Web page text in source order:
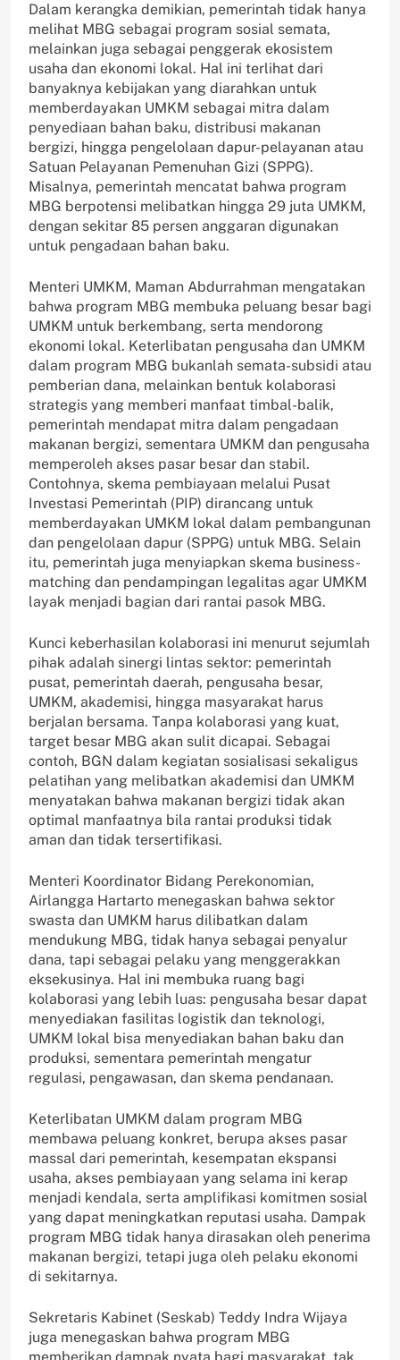
Dalam kerangka demikian, pemerintah tidak hanya
melihat MBG sebagai program sosial semata,
melainkan juga sebagai penggerak ekosistem
usaha dan ekonomi lokal. Hal ini terlihat dari
banyaknya kebijakan yang diarahkan untuk
memberdayakan UMKM sebagai mitra dalam
penyediaan bahan baku, distribusi makanan
bergizi, hingga pengelolaan dapur-pelayanan atau
Satuan Pelayanan Pemenuhan Gizi (SPPG).
Misalnya, pemerintah mencatat bahwa program
MBG berpotensi melibatkan hingga 29 juta UMKM,
dengan sekitar 85 persen anggaran digunakan
untuk pengadaan bahan baku.
Menteri UMKM, Maman Abdurrahman mengatakan
bahwa program MBG membuka peluang besar bagi
UMKM untuk berkembang, serta mendorong
ekonomi lokal. Keterlibatan pengusaha dan UMKM
dalam program MBG bukanlah semata-subsidi atau
pemberian dana, melainkan bentuk kolaborasi
strategis yang memberi manfaat timbal-balik,
pemerintah mendapat mitra dalam pengadaan
makanan bergizi, sementara UMKM dan pengusaha
memperoleh akses pasar besar dan stabil.
Contohnya, skema pembiayaan melalui Pusat
Investasi Pemerintah (PIP) dirancang untuk
memberdayakan UMKM lokal dalam pembangunan
dan pengelolaan dapur (SPPG) untuk MBG. Selain
itu, pemerintah juga menyiapkan skema business-
matching dan pendampingan legalitas agar UMKM
layak menjadi bagian dari rantai pasok MBG.
Kunci keberhasilan kolaborasi ini menurut sejumlah
pihak adalah sinergi lintas sektor: pemerintah
pusat, pemerintah daerah, pengusaha besar,
UMKM, akademisi, hingga masyarakat harus
berjalan bersama. Tanpa kolaborasi yang kuat,
target besar MBG akan sulit dicapai. Sebagai
contoh, BGN dalam kegiatan sosialisasi sekaligus
pelatihan yang melibatkan akademisi dan UMKM
menyatakan bahwa makanan bergizi tidak akan
optimal manfaatnya bila rantai produksi tidak
aman dan tidak tersertifikasi.
Menteri Koordinator Bidang Perekonomian,
Airlangga Hartarto menegaskan bahwa sektor
swasta dan UMKM harus dilibatkan dalam
mendukung MBG, tidak hanya sebagai penyalur
dana, tapi sebagai pelaku yang menggerakkan
eksekusinya. Hal ini membuka ruang bagi
kolaborasi yang lebih luas: pengusaha besar dapat
menyediakan fasilitas logistik dan teknologi,
UMKM lokal bisa menyediakan bahan baku dan
produksi, sementara pemerintah mengatur
regulasi, pengawasan, dan skema pendanaan.
Keterlibatan UMKM dalam program MBG
membawa peluang konkret, berupa akses pasar
massal dari pemerintah, kesempatan ekspansi
usaha, akses pembiayaan yang selama ini kerap
menjadi kendala, serta amplifikasi komitmen sosial
yang dapat meningkatkan reputasi usaha. Dampak
program MBG tidak hanya dirasakan oleh penerima
makanan bergizi, tetapi juga oleh pelaku ekonomi
di sekitarnya.
Sekretaris Kabinet (Seskab) Teddy Indra Wijaya
juga menegaskan bahwa program MBG